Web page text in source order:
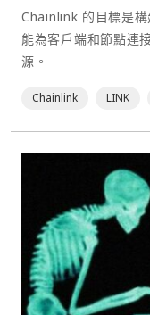
Chainlink 的目標是
能為客戶端和節點連
源。
Chainlink LINK